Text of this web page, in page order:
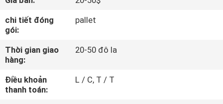
VIDEO
VỀ
CHÚNG
TÔI
chi tiết đóng
gói:
pallet
Thời gian giao
hàng:
20-50 đô la
Điều khoản
thanh toán:
L / C, T / T